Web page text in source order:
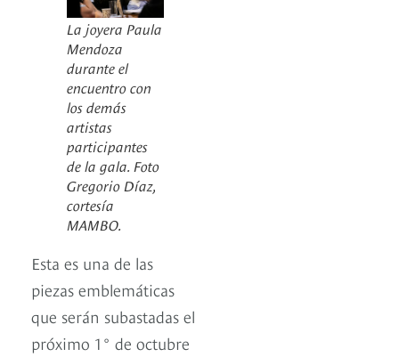
La joyera Paula
Mendoza
durante el
encuentro con
los demás
artistas
participantes
de la gala. Foto
Gregorio Díaz,
cortesía
MAMBO.
Esta es una de las
piezas emblemáticas
que serán subastadas el
próximo 1° de octubre